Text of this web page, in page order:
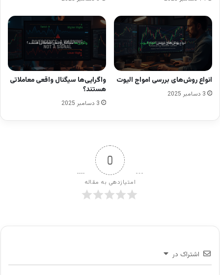
حساب آزمایشی دمو (Demo)در فارکس چیست؟ |
انواع روش‌های بررسی امواج الیوت
3 دسامبر 2025
واگرایی‌ها سیگنال واقعی معاملاتی
هستند؟
3 دسامبر 2025
0
امتیازدهی به مقاله
اشتراک در